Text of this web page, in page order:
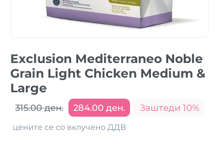
Exclusion Mediterraneo Noble
Grain Light Chicken Medium &
Large
315.00 ден. 284.00 ден. Заштеди 10%
цените се со вклучено ДДВ